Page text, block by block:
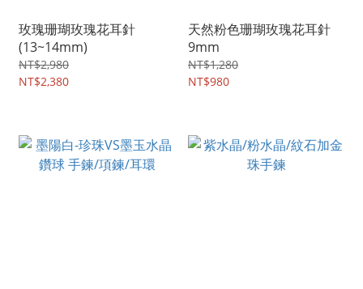
玫瑰珊瑚玫瑰花耳針
(13~14mm)
NT$2,980
NT$2,380
天然粉色珊瑚玫瑰花耳針
9mm
NT$1,280
NT$980